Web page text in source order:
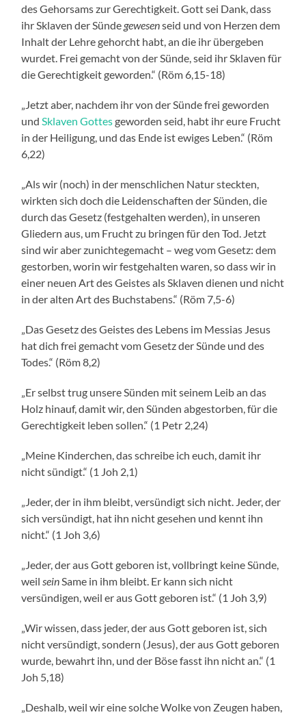
des Gehorsams zur Gerechtigkeit. Gott sei Dank, dass
ihr Sklaven der Sünde gewesenseid und von Herzen dem
Inhalt der Lehre gehorcht habt, an die ihr übergeben
wurdet. Frei gemacht von der Sünde, seid ihr Sklaven für
die Gerechtigkeit geworden.“ (Röm 6,15-18)
„Jetzt aber, nachdem ihr von der Sünde frei geworden
undSklaven Gottesgeworden seid, habt ihr eure Frucht
in der Heiligung, und das Ende ist ewiges Leben.“ (Röm
6,22)
„Als wir (noch) in der menschlichen Natur steckten,
wirkten sich doch die Leidenschaften der Sünden, die
durch das Gesetz (festgehalten werden), in unseren
Gliedern aus, um Frucht zu bringen für den Tod. Jetzt
sind wir aber zunichtegemacht – weg vom Gesetz: dem
gestorben, worin wir festgehalten waren, so dass wir in
einer neuen Art des Geistes als Sklaven dienen und nicht
in der alten Art des Buchstabens.“ (Röm 7,5-6)
„Das Gesetz des Geistes des Lebens im Messias Jesus
hat dich frei gemacht vom Gesetz der Sünde und des
Todes.“ (Röm 8,2)
„Er selbst trug unsere Sünden mit seinem Leib an das
Holz hinauf, damit wir, den Sünden abgestorben, für die
Gerechtigkeit leben sollen.“ (1 Petr 2,24)
„Meine Kinderchen, das schreibe ich euch, damit ihr
nicht sündigt.“ (1 Joh 2,1)
„Jeder, der in ihm bleibt, versündigt sich nicht. Jeder, der
sich versündigt, hat ihn nicht gesehen und kennt ihn
nicht.“ (1 Joh 3,6)
„Jeder, der aus Gott geboren ist, vollbringt keine Sünde,
weilseinSame in ihm bleibt. Er kann sich nicht
versündigen, weil er aus Gott geboren ist.“ (1 Joh 3,9)
„Wir wissen, dass jeder, der aus Gott geboren ist, sich
nicht versündigt, sondern (Jesus), der aus Gott geboren
wurde, bewahrt ihn, und der Böse fasst ihn nicht an.“ (1
Joh 5,18)
„Deshalb, weil wir eine solche Wolke von Zeugen haben,